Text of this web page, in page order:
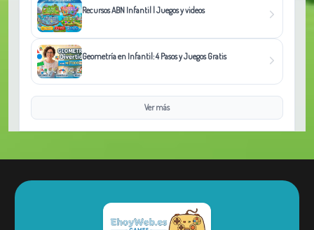
Recursos ABN Infantil | Juegos y videos
Geometría en Infantil: 4 Pasos y Juegos Gratis
Ver más